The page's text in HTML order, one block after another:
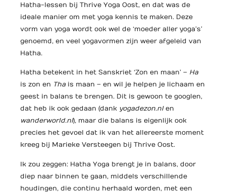
Hatha-lessen bij Thrive Yoga Oost, en dat was de
ideale manier om met yoga kennis te maken. Deze
vorm van yoga wordt ook wel de ‘moeder aller yoga’s’
genoemd, en veel yogavormen zijn weer afgeleid van
Hatha.
Hatha betekent in het Sanskriet ‘Zon en maan’ – Ha
is zon en Tha is maan – en wil je helpen je lichaam en
geest in balans te brengen. Dit is gewoon te googlen,
dat heb ik ook gedaan (dank yogadezon.nlen
wanderworld.nl), maar die balans is eigenlijk ook
precies het gevoel dat ik van het allereerste moment
kreeg bij Marieke Versteegen bij Thrive Oost.
Ik zou zeggen: Hatha Yoga brengt je in balans, door
diep naar binnen te gaan, middels verschillende
houdingen, die continu herhaald worden, met een